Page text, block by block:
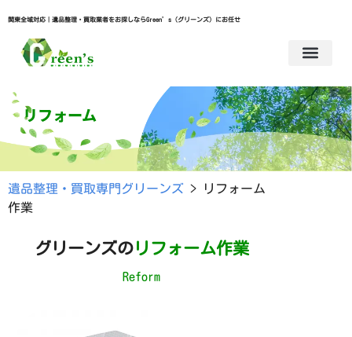
関東全域対応｜遺品整理・買取業者をお探しならGreen’s（グリーンズ）にお任せ
リフォーム
遺品整理・買取専門グリーンズ >
リフォーム
作業
グリーンズのリフォーム作業
Reform